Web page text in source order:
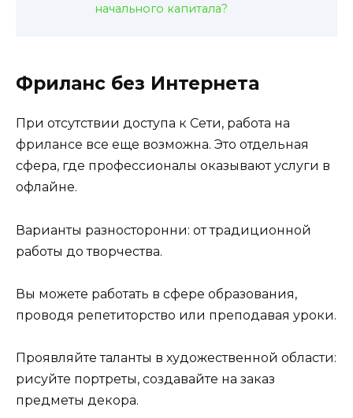
начального капитала?
Фриланс без Интернета
При отсутствии доступа к Сети, работа на
фрилансе все еще возможна. Это отдельная
сфера, где профессионалы оказывают услуги в
офлайне.
Варианты разносторонни: от традиционной
работы до творчества.
Вы можете работать в сфере образования,
проводя репетиторство или преподавая уроки.
Проявляйте таланты в художественной области:
рисуйте портреты, создавайте на заказ
предметы декора.